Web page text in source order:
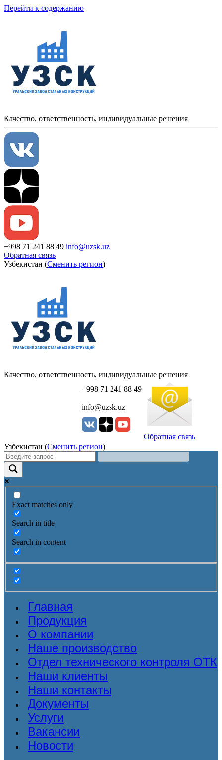
Перейти к содержанию
Качество, ответственность, индивидуальные решения
+998 71 241 88 49 info@uzsk.uz
Обратная связь
Узбекистан (Сменить регион)
Качество, ответственность, индивидуальные решения
+998 71 241 88 49
info@uzsk.uz
Обратная связь
Узбекистан (Сменить регион)
Exact matches only
Search in title
Search in content
Главная
Продукция
О компании
Наше производство
Отдел технического контроля ОТК
Наши клиенты
Наши контакты
Документы
Услуги
Вакансии
Новости